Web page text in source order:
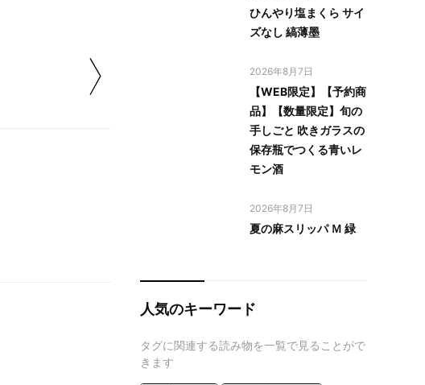
ひんやり塩まくら サイ
ズなし 縞薄墨
2026年8月7日
【WEB限定】【予約商
品】【数量限定】旬の
手しごと 吹きガラスの
保存瓶でつくる青いレ
モン酒
2026年8月7日
夏の麻スリッパ Ｍ 緑
人気のキーワード
タグに関連する読み物を一覧で見ることがで
きます